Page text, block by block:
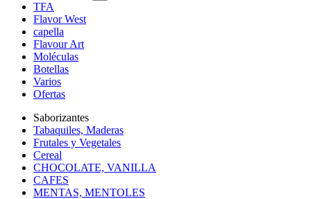
TFA
Flavor West
capella
Flavour Art
Moléculas
Botellas
Varios
Ofertas
Saborizantes
Tabaquiles, Maderas
Frutales y Vegetales
Cereal
CHOCOLATE, VANILLA
CAFES
MENTAS, MENTOLES